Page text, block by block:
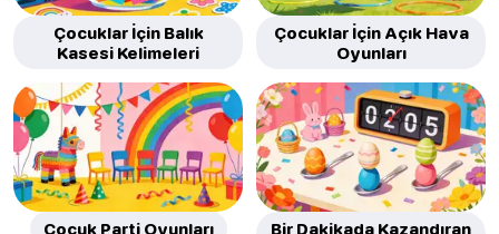
Çocuklar İçin Balık
Kasesi Kelimeleri
Çocuklar İçin Açık Hava
Oyunları
Çocuk Parti Oyunları
Bir Dakikada Kazandıran